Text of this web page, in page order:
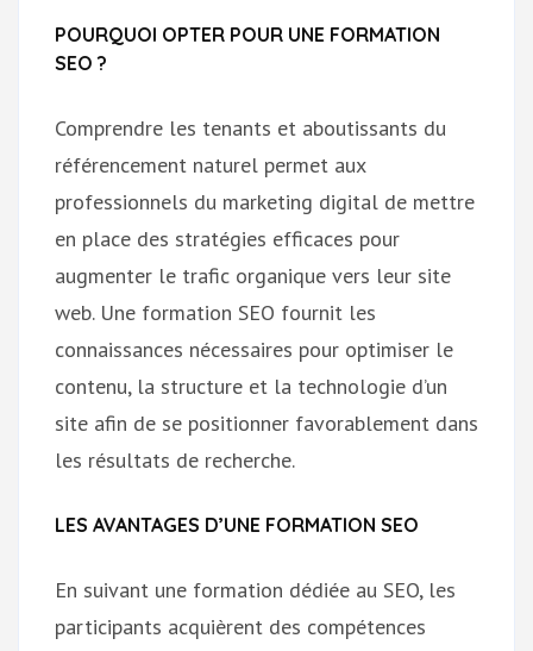
POURQUOI OPTER POUR UNE FORMATION
SEO ?
Comprendre les tenants et aboutissants du
référencement naturel permet aux
professionnels du marketing digital de mettre
en place des stratégies efficaces pour
augmenter le trafic organique vers leur site
web. Une formation SEO fournit les
connaissances nécessaires pour optimiser le
contenu, la structure et la technologie d’un
site afin de se positionner favorablement dans
les résultats de recherche.
LES AVANTAGES D’UNE FORMATION SEO
En suivant une formation dédiée au SEO, les
participants acquièrent des compétences